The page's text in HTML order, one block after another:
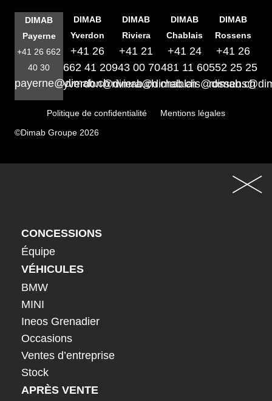
DIMAB
Payerne
+41 26 662
40 30
payerne@dimab.ch
DIMAB
Yverdon
+41 26
662 41 20
yverdon@dimab.ch
DIMAB
Riviera
+41 21
943 00 70
riviera@dimab.ch
DIMAB
Chablais
+41 24
481 11 60
chablais@dimab.ch
DIMAB
Rossens
+41 26
552 25 25
Politique de confidentialité
Mentions légales
©Dimab Groupe 2026
CONCESSIONS
Équipe
VÉHICULES
BMW
MINI
Ineos Grenadier
Occasions
Ventes d’entreprise
Stock
APRÈS VENTE